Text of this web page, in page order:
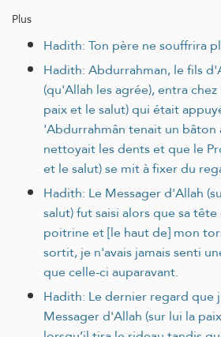
Plus
Hadith: Ton père ne souffrira
Hadith: Abdurrahman, le fils
(qu'Allah les agrée), entra
paix et le salut) qui était
'Abdurrahmân tenait un bâton
nettoyait les dents et que le
et le salut) se mit à fixer du
Hadith: Le Messager d'Allah
salut) fut saisi alors que sa
poitrine et [le haut de] mon
sortit, je n'avais jamais senti
que celle-ci auparavant.
Hadith: Le dernier regard que
Messager d'Allah (sur lui la